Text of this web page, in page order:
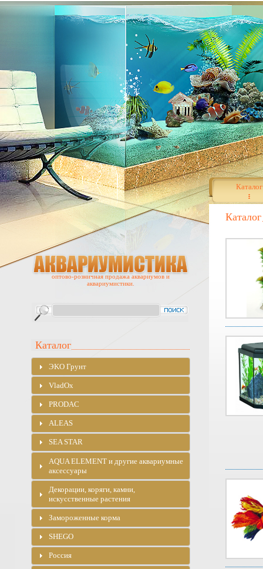
Каталог
Каталог
оптово-розничная продажа аквариумов и
аквариумистики.
Каталог
ЭKO Грунт
VladOx
PRODAC
ALEAS
SEA STAR
AQUA ELEMENT и другие аквариумные
аксессуары
Декорации, коряги, камни,
искусственные растения
Замороженные корма
SHEGO
Россия